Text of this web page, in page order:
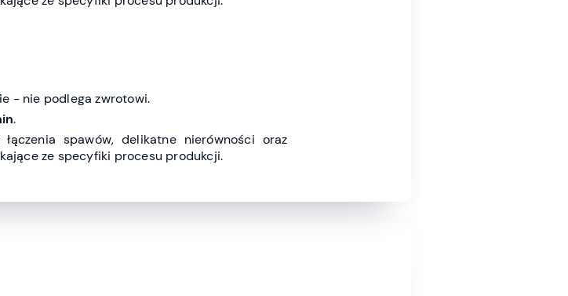
- nie podlega zwrotowi.
.
spawów, delikatne nierówności oraz
ze specyfiki procesu produkcji.